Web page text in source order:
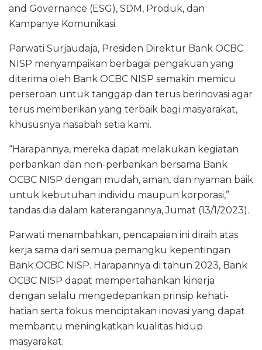
and Governance (ESG), SDM, Produk, dan
Kampanye Komunikasi.
Parwati Surjaudaja, Presiden Direktur Bank OCBC
NISP menyampaikan berbagai pengakuan yang
diterima oleh Bank OCBC NISP semakin memicu
perseroan untuk tanggap dan terus berinovasi agar
terus memberikan yang terbaik bagi masyarakat,
khususnya nasabah setia kami.
“Harapannya, mereka dapat melakukan kegiatan
perbankan dan non-perbankan bersama Bank
OCBC NISP dengan mudah, aman, dan nyaman baik
untuk kebutuhan individu maupun korporasi,”
tandas dia dalam katerangannya, Jumat (13/1/2023).
Parwati menambahkan, pencapaian ini diraih atas
kerja sama dari semua pemangku kepentingan
Bank OCBC NISP. Harapannya di tahun 2023, Bank
OCBC NISP dapat mempertahankan kinerja
dengan selalu mengedepankan prinsip kehati-
hatian serta fokus menciptakan inovasi yang dapat
membantu meningkatkan kualitas hidup
masyarakat.